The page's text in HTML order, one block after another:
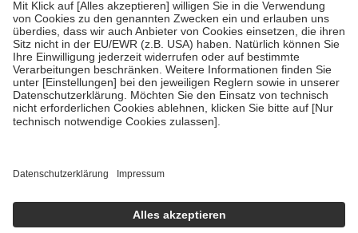
fallenkeine Zuzahlungenan bei:
• Kindern und Jugendlichen bis zum vollendeten 18. Lebensjahr
mit Ausnahme der Fahrkosten
• Untersuchungen zur Vorsorge und Früherkennung, die von der
GKV getragen werden
• empfohlenen Schutzimpfungen
• Harn- und Blutteststreifen
getroffen, um sicherzustellen, dass es sich um echte Bewertungen
https://help.etrusted.com/hc/de/articles/4419944605341